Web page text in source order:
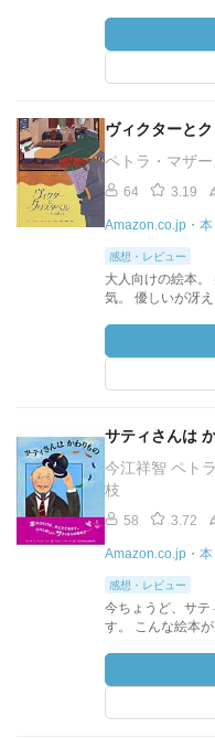
ヴィクターと
ペトラ・マザ
64 3.19
Amazon.co.jp・本
感想・レビュー
大人向けの絵本
気。 優しいが冴
サティさんは
今江祥智 ペト
枝
58 3.72
Amazon.co.jp・本
感想・レビュー
今ちょうど、サテ
す。 こんな絵本